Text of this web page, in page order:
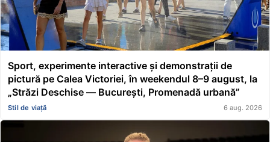
Sport, experimente interactive și demonstrații de
pictură pe Calea Victoriei, în weekendul 8–9 august, la
„Străzi Deschise — București, Promenadă urbană”
Stil de viață 6 aug. 2026